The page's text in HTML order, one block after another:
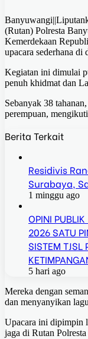
(Rutan) Polresta
Kemerdekaan
upacara sederhana di
Kegiatan ini dimulai
penuh khidmat dan
Sebanyak 38
perempuan,
Berita Terkait
Residivis
Surabaya,
1 minggu ago
OPINI PUBLIK
2026 SATU
SISTEM TJSL
5 hari ago
Mereka dengan
dan menyanyikan
Upacara ini dipimpin
jaga di Rutan